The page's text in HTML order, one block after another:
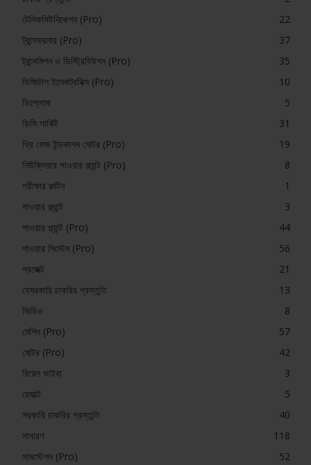
টেলিকমিউনিকেশন (Pro)
22
ট্রান্সফরমার (Pro)
37
ট্রান্সমিশন ও ডিস্ট্রিবিউশন (Pro)
35
ডিজিটাল ইলেকট্রনিক্স (Pro)
10
ডিপ্লোমা
5
ডিসি সার্কিট
31
থ্রি ফেজ ইন্ডকাশন মোটর (Pro)
19
নিউক্লিয়ার পাওয়ার প্ল্যান্ট (Pro)
8
পরীক্ষার রুটিন
1
পাওয়ার প্ল্যান্ট
3
পাওয়ার প্ল্যান্ট (Pro)
44
পাওয়ার সিস্টেম (Pro)
56
প্রজেক্ট
21
বেসরকারি চাকরির প্রস্তুতি
13
ভিডিও
8
মেশিন (Pro)
57
মোটর (Pro)
42
রিয়েল ভাইবা
3
রেজাল্ট
5
সরকারি চাকরির প্রস্তুতি
40
সাধারণ
118
সাবস্টেশন (Pro)
52